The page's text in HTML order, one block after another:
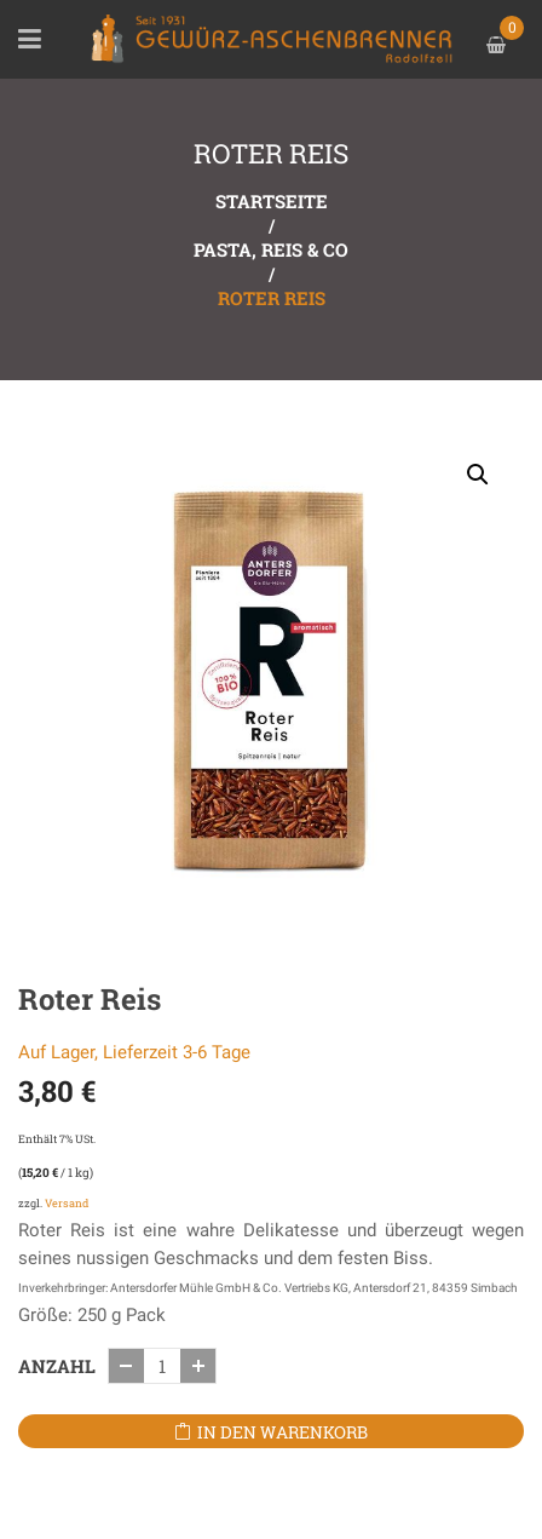
0
ROTER REIS
STARTSEITE
/
PASTA, REIS & CO
/
ROTER REIS
Roter Reis
Auf Lager, Lieferzeit 3-6 Tage
3,80 €
Enthält 7% USt.
(15,20€/ 1 kg)
zzgl. Versand
Roter Reis ist eine wahre Delikatesse und überzeugt wegen
seines nussigen Geschmacks und dem festen Biss.
Inverkehrbringer: Antersdorfer Mühle GmbH & Co. Vertriebs KG, Antersdorf 21, 84359 Simbach
Größe: 250 g Pack
ANZAHL
IN DEN WARENKORB